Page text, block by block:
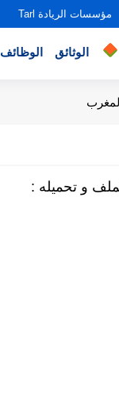
مؤسسات الريادة Tarl
الوثائق الوظائف
و تحميله :